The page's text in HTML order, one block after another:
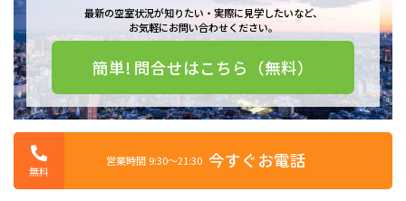
最新の空室状況が知りたい・実際に見学したいなど、
お気軽にお問い合わせください。
簡単! 問合せはこちら（無料）
無料
営業時間 9:30〜21:30 今すぐお電話